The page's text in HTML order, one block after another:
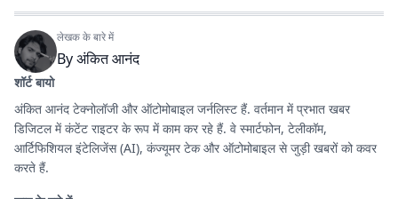
लेखक के बारे में
Byअंकित आनंद
शॉर्ट बायो
अंकित आनंद टेक्नोलॉजी और ऑटोमोबाइल जर्नलिस्ट हैं. वर्तमान में प्रभात खबर
डिजिटल में कंटेंट राइटर के रूप में काम कर रहे हैं. वे स्मार्टफोन, टेलीकॉम,
आर्टिफिशियल इंटेलिजेंस (AI), कंज्यूमर टेक और ऑटोमोबाइल से जुड़ी खबरों को कवर
करते हैं.